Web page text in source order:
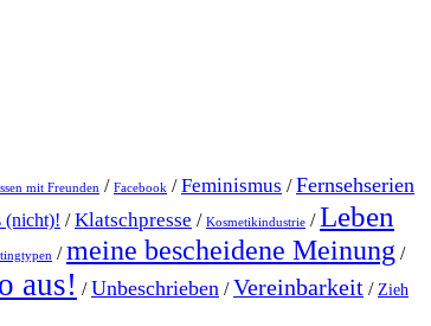
mit Freunden / Facebook /Feminismus /Fernsehserien
(nicht)! /Klatschpresse / Kosmetikindustrie /Leben
/meine bescheidene Meinung /
aus! /Unbeschrieben /Vereinbarkeit / Zieh